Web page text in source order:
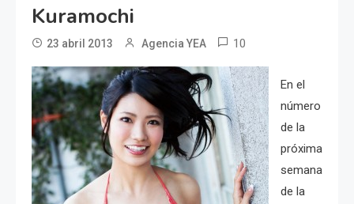
Kuramochi
23 abril 2013 Agencia YEA 10
En el
número
de la
próxima
semana
de la